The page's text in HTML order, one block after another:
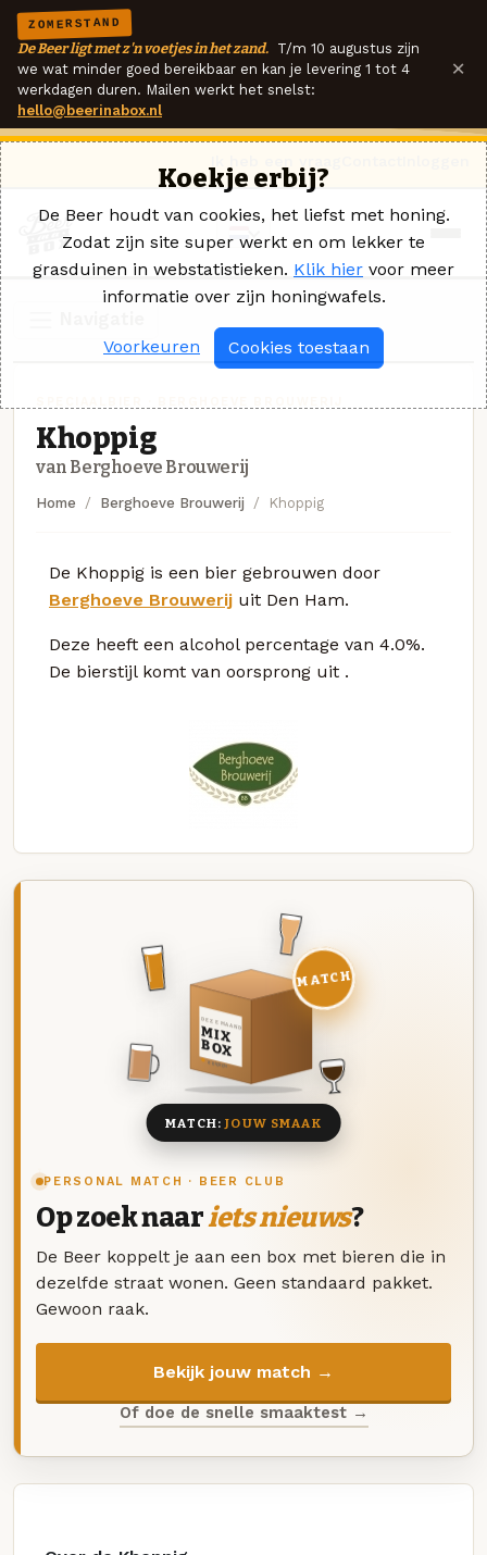
ZOMERSTAND
De Beer ligt met z'n voetjes in het zand. T/m 10 augustus zijn
we wat minder goed bereikbaar en kan je levering 1 tot 4
werkdagen duren. Mailen werkt het snelst:
hello@beerinabox.nl
×
Khoppig
van Berghoeve Brouwerij
Home Berghoeve Brouwerij Khoppig
De Khoppig is een bier gebrouwen door
Berghoeve Brouwerij uit Den Ham.
Deze heeft een alcohol percentage van 4.0%.
De bierstijl komt van oorsprong uit .
PERSONAL MATCH · BEER CLUB
Op zoek naariets nieuws?
De Beer koppelt je aan een box met bieren die in
dezelfde straat wonen. Geen standaard pakket.
Gewoon raak.
Bekijk jouw match →
Of doe de snelle smaaktest →
DEZE MAAND
MIX
BOX
8 BIEREN
MATCH
MATCH:JOUW SMAAK
Koekje erbij?
De Beer houdt van cookies, het liefst met honing.
Zodat zijn site super werkt en om lekker te
grasduinen in webstatistieken. Klik hier voor meer
informatie over zijn honingwafels.
Voorkeuren Cookies toestaan